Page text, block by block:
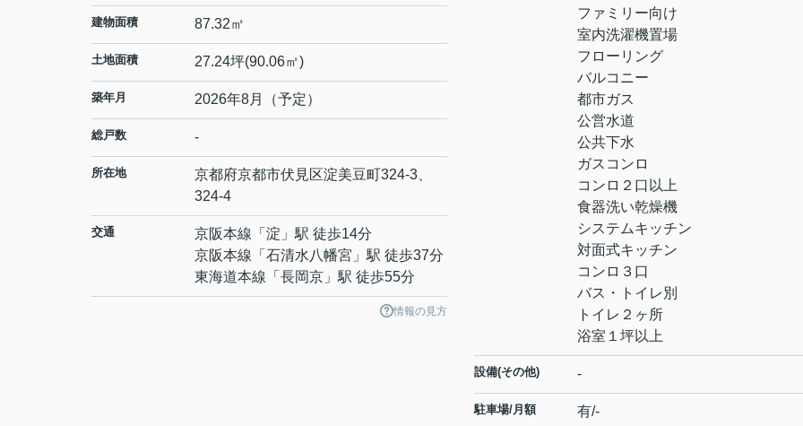
建物面積 87.32㎡
土地面積 27.24坪(90.06㎡)
築年月 2026年8月（予定）
総戸数 -
所在地 京都府京都市伏見区淀美豆町324-3、
324-4
交通 京阪本線 「 淀 」駅 徒歩14分
京阪本線 「 石清水八幡宮 」駅 徒歩37分
東海道本線 「 長岡京 」駅 徒歩55分
情報の見方
ファミリー向け
室内洗濯機置場
フローリング
バルコニー
都市ガス
公営水道
公共下水
ガスコンロ
コンロ２口以上
食器洗い乾燥機
システムキッチン
対面式キッチン
コンロ３口
バス・トイレ別
トイレ２ヶ所
浴室１坪以上
設備(その他) -
駐車場/月額 有/-